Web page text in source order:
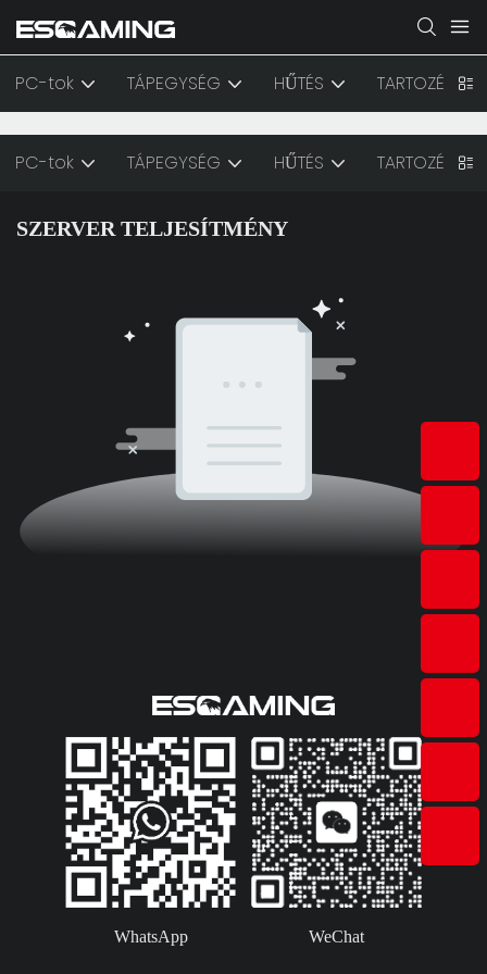
PC-tok TÁPEGYSÉG HŰTÉS TARTOZÉK
PC-tok TÁPEGYSÉG HŰTÉS TARTOZÉK
SZERVER TELJESÍTMÉNY
WhatsApp WeChat